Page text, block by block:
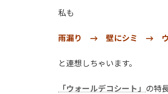
私も
雨漏り → 壁にシミ → ウォ
と連想しちゃいます。
「ウォールデコシート」 の特